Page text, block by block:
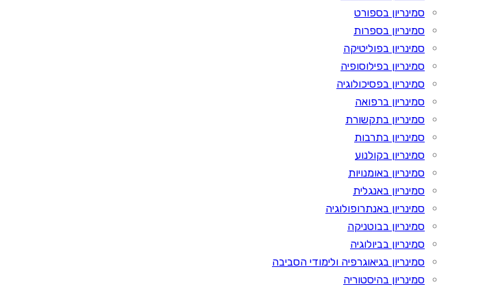
סמינריון בספורט
סמינריון בספרות
סמינריון בפוליטיקה
סמינריון בפילוסופיה
סמינריון בפסיכולוגיה
סמינריון ברפואה
סמינריון בתקשורת
סמינריון בתרבות
סמינריון בקולנוע
סמינריון באומנויות
סמינריון באנגלית
סמינריון באנתרופולוגיה
סמינריון בבוטניקה
סמינריון בביולוגיה
סמינריון בגיאוגרפיה ולימודי הסביבה
סמינריון בהיסטוריה